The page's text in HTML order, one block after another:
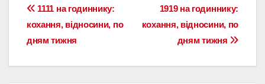
Навігація
записів
1919 на годиннику:
кохання, відносини, по
дням тижня
1111 на годиннику:
кохання, відносини, по
дням тижня